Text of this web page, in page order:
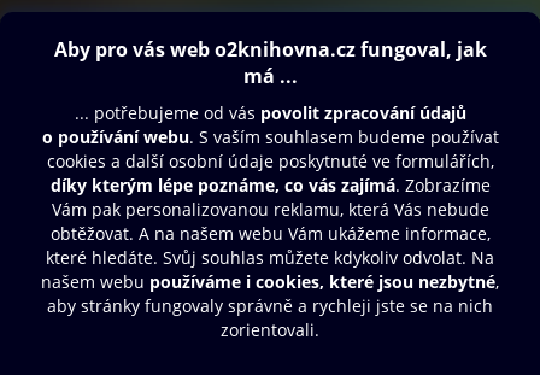
Obsah ke stažení
Další zábava
© O2 Czech Republic a.s.
Nákupní řád
Přístupnost